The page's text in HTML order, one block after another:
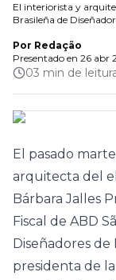
El interiorista y
Brasileña de
Por Redação
Presentado en 26 abr
03 min de
El pasado
arquitecta del
Bárbara Jalles
Fiscal de ABD
Diseñadores de
presidenta de la